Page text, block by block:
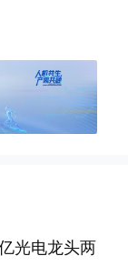
光电龙头两